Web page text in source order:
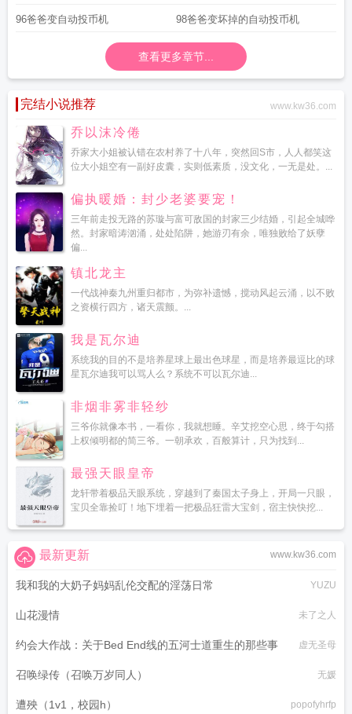
96爸爸变自动投币机 98爸爸变坏掉的自动投币机
查看更多章节...
完结小说推荐 www.kw36.com
乔以沫冷倦
乔家大小姐被认错在农村养了十八年，突然回S市，人人都笑这
位大小姐空有一副好皮囊，实则低素质，没文化，一无是处。...
偏执暖婚：封少老婆要宠！
三年前走投无路的苏璇与富可敌国的封家三少结婚，引起全城哗
然。封家暗涛汹涌，处处陷阱，她游刃有余，唯独败给了妖孽
偏...
镇北龙主
一代战神秦九州重归都市，为弥补遗憾，搅动风起云涌，以不败
之资横行四方，诸天震颤。...
我是瓦尔迪
系统我的目的不是培养星球上最出色球星，而是培养最逗比的球
星瓦尔迪我可以骂人么？系统不可以瓦尔迪...
非烟非雾非轻纱
三爷你就像本书，一看你，我就想睡。辛艾挖空心思，终于勾搭
上权倾明都的简三爷。一朝承欢，百般算计，只为找到...
最强天眼皇帝
龙轩带着极品天眼系统，穿越到了秦国太子身上，开局一只眼，
宝贝全靠捡叮！地下埋着一把极品狂雷大宝剑，宿主快快挖...
www.kw36.com
最新更新
我和我的大奶子妈妈乱伦交配的淫荡日常 YUZU
山花漫情 未了之人
约会大作战：关于Bed End线的五河士道重生的那些事 虚无圣母
召唤绿传（召唤万岁同人） 无媛
遭殃（1v1，校园h） popofyhrfp